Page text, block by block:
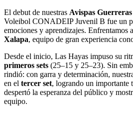
El debut de nuestras Avispas Guerreras
Voleibol CONADEIP Juvenil B fue un
emociones y aprendizajes. Enfrentamos
Xalapa, equipo de gran experiencia
Desde el inicio, Las Hayas impuso su
primeros sets (25–15 y 25–23). Sin
rindió: con garra y determinación,
en el tercer set, logrando un importante
despertó la esperanza del público y
equipo.